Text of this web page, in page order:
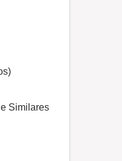
Similares